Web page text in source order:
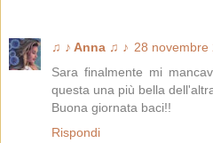
♫ ♪ Anna ♫ ♪ 28 novembre
Sara finalmente mi
questa una più bella
Buona giornata baci!!
Rispondi